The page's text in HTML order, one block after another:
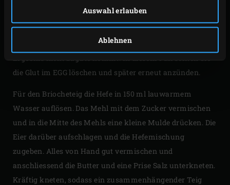
Auswahl erlauben
Ablehnen
Zubereitung dieses Gerichts noch warten. Denn wenn der
Lachs und das Gemüse zu lange im ungebackenen Teig
liegen, saugt der Teig zu viel Flüssigkeit auf, was dem
die Glut im EGG löschen und später erneut anzünden.
Für den Briocheteig die Hefe in 150 ml lauwarmem
Wasser auflösen. Das Mehl mit dem Zucker vermischen
und in die Mitte des Mehls eine kleine Mulde drücken. Die
Eier darüber aufschlagen und die Hefemischung
zugeben. Alles von Hand gut vermischen und
anschliessend die Butter und eine Prise Salz unterkneten.
Kräftig kneten, sodass ein zusammenhängender Teig